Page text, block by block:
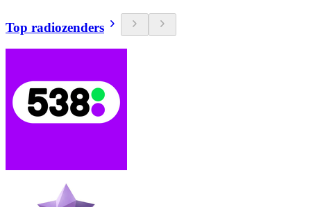
Top radiozenders